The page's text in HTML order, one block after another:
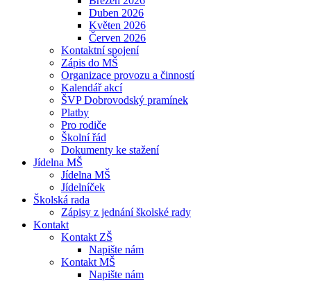
Duben 2026
Květen 2026
Červen 2026
Kontaktní spojení
Zápis do MŠ
Organizace provozu a činností
Kalendář akcí
ŠVP Dobrovodský pramínek
Platby
Pro rodiče
Školní řád
Dokumenty ke stažení
Jídelna MŠ
Jídelna MŠ
Jídelníček
Školská rada
Zápisy z jednání školské rady
Kontakt
Kontakt ZŠ
Napište nám
Kontakt MŠ
Napište nám